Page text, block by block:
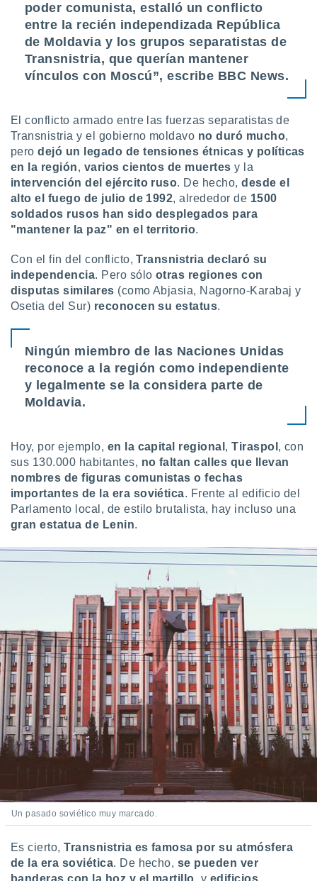
perfiles
utilizar
uso de
la
medir el
de la
el
del
de
de
de
uso de
e
mediante
publicidad
de
poder comunista,estalló un conflicto
entre la recién independizada República
de Moldavia y los grupos separatistas de
Transnistria, que querían mantener
vínculos con Moscú”, escribe BBC News.
El conflicto armado entre las fuerzas separatistas de
Transnistria y el gobierno moldavo no duró mucho,
perodejó un legado de tensiones étnicas y políticas
en la región, varios cientos de muertes y la
intervención del ejército ruso. De hecho,desde el
alto el fuego de julio de 1992, alrededor de 1500
soldados rusos han sido desplegados para
"mantener la paz" en el territorio.
Con el fin del conflicto,Transnistria declaró su
independencia. Pero sólootras regiones con
disputas similares (como Abjasia, Nagorno-Karabaj y
Osetia del Sur) reconocen su estatus.
Ningún miembro de las Naciones Unidas
reconoce a la región como independiente
y legalmente se la considera parte de
Moldavia.
Hoy, por ejemplo, en la capital regional ,Tiraspol , con
sus 130.000 habitantes, no faltan calles que llevan
nombres de figuras comunistas o fechas
importantes de la era soviética. Frente al edificio del
Parlamento local, de estilo brutalista, hay incluso una
gran estatua de Lenin.
Un pasado soviético muy marcado.
Es cierto,Transnistria es famosa por su atmósfera
de la era soviética. De hecho, se pueden ver
banderas con la hoz y el martillo, y edificios